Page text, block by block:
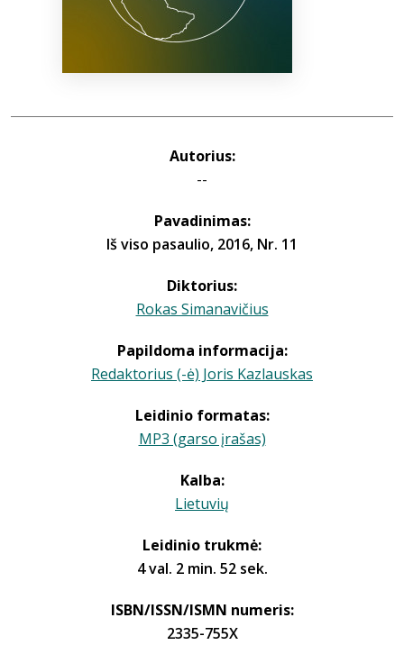
Autorius:
--
Pavadinimas:
Iš viso pasaulio, 2016, Nr. 11
Diktorius:
Rokas Simanavičius
Papildoma informacija:
Redaktorius (-ė) Joris Kazlauskas
Leidinio formatas:
MP3 (garso įrašas)
Kalba:
Lietuvių
Leidinio trukmė:
4 val. 2 min. 52 sek.
ISBN/ISSN/ISMN numeris:
2335-755X